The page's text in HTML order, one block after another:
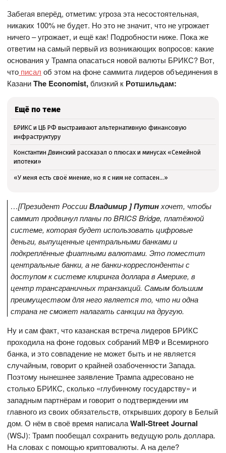
Забегая вперёд, отметим: угроза эта несостоятельная,
никаких 100% не будет. Но это не значит, что не угрожает
ничего – угрожает, и ещё как! Подробности ниже. Пока же
ответим на самый первый из возникающих вопросов: какие
основания у Трампа опасаться новой валюты БРИКС? Вот,
что писал об этом на фоне саммита лидеров объединения в
КазаниThe Economist,близкий к Ротшильдам:
Ещё по теме
БРИКС и ЦБ РФ выстраивают альтернативную финансовую
инфраструктуру
Константин Двинский рассказал о плюсах и минусах «Семейной
ипотеки»
«У меня есть своё мнение, но я с ним не согласен...»
…[Президент РоссииВладимир ] Путинхочет, чтобы
саммит продвинул планы по BRICS Bridge, платёжной
системе, которая будет использовать цифровые
деньги, выпущенные центральными банками и
подкреплённые фиатными валютами. Это поместит
центральные банки, а не банки-корреспонденты с
доступом к системе клиринга доллара в Америке, в
центр трансграничных транзакций. Самым большим
преимуществом для него является то, что ни одна
страна не сможет налагать санкции на другую.
Ну и сам факт, что казанская встреча лидеров БРИКС
проходила на фоне годовых собраний МВФ и Всемирного
банка, и это совпадение не может быть и не является
случайным, говорит о крайней озабоченности Запада.
Поэтому нынешнее заявление Трампа адресовано не
столько БРИКС, сколько «глубинному государству» и
западным партнёрам и говорит о подтверждении им
главного из своих обязательств, открывших дорогу в Белый
дом. О нём в своё время написалаWall-StreetJournal
(WSJ): Трамп пообещал сохранить ведущую роль доллара.
На словах с помощью криптовалюты. А на деле?